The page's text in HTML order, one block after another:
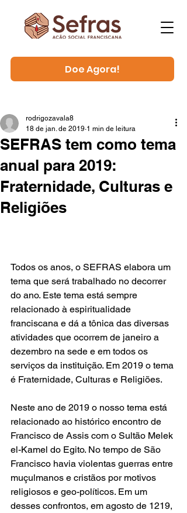
Doe Agora!
SEFRAS tem como tema
anual para 2019:
Fraternidade, Culturas e
Religiões
rodrigozavala8
18 de jan. de 2019 1 min de leitura
Todos os anos, o SEFRAS elabora um
tema que será trabalhado no decorrer
do ano. Este tema está sempre
relacionado à espiritualidade
franciscana e dá a tônica das diversas
atividades que ocorrem de janeiro a
dezembro na sede e em todos os
serviços da instituição. Em 2019 o tema
é Fraternidade, Culturas e Religiões.
Neste ano de 2019 o nosso tema está
relacionado ao histórico encontro de
Francisco de Assis com o Sultão Melek
el-Kamel do Egito. No tempo de São
Francisco havia violentas guerras entre
muçulmanos e cristãos por motivos
religiosos e geo-políticos. Em um
desses confrontos, em agosto de 1219,